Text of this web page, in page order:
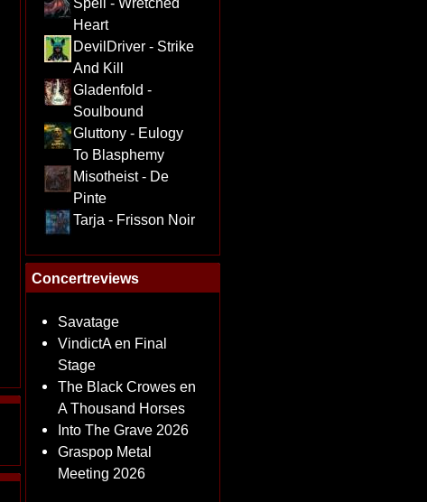
Heart
DevilDriver - Strike
And Kill
Gladenfold -
Soulbound
Gluttony - Eulogy
To Blasphemy
Misotheist - De
Pinte
Tarja - Frisson Noir
Concertreviews
Savatage
VindictA en Final
Stage
The Black Crowes en
A Thousand Horses
Into The Grave 2026
Graspop Metal
Meeting 2026